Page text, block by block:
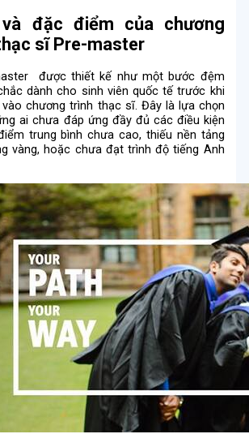
đặc điểm của chương
sĩ Pre-master
được thiết kế như một bước đệm
dành cho sinh viên quốc tế trước khi
chương trình thạc sĩ. Đây là lựa chọn
ai chưa đáp ứng đầy đủ các điều kiện
trung bình chưa cao, thiếu nền tảng
vàng, hoặc chưa đạt trình độ tiếng Anh